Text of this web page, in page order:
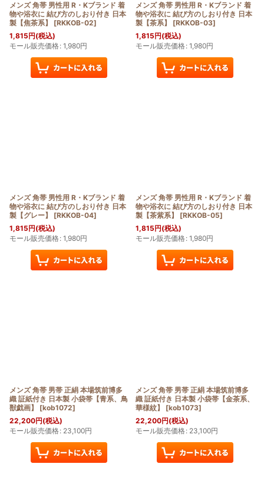
メンズ 角帯 男性用 R・Kブランド 着
物や浴衣に 結び方のしおり付き 日本
製【焦茶系】
[RKKOB-02]
1,815円(税込)
モール販売価格: 1,980円
メンズ 角帯 男性用 R・Kブランド 着
物や浴衣に 結び方のしおり付き 日本
製【茶系】
[RKKOB-03]
1,815円(税込)
モール販売価格: 1,980円
メンズ 角帯 男性用 R・Kブランド 着
物や浴衣に 結び方のしおり付き 日本
製【グレー】
[RKKOB-04]
1,815円(税込)
モール販売価格: 1,980円
メンズ 角帯 男性用 R・Kブランド 着
物や浴衣に 結び方のしおり付き 日本
製【茶紫系】
[RKKOB-05]
1,815円(税込)
モール販売価格: 1,980円
メンズ 角帯 男帯 正絹 本場筑前博多
織 証紙付き 日本製 小袋帯【青系、鳥
獣戯画】
[kob1072]
22,200円(税込)
モール販売価格: 23,100円
メンズ 角帯 男帯 正絹 本場筑前博多
織 証紙付き 日本製 小袋帯【金茶系、
華様紋】
[kob1073]
22,200円(税込)
モール販売価格: 23,100円